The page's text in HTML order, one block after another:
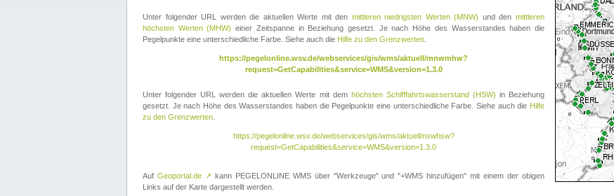
Unter folgender URL werden die aktuellen Werte mit den mittleren niedrigsten Werten (MNW) und denmittleren
höchsten Werten (MHW) einer Zeitspanne in Beziehung gesetzt. Je nach Höhe des Wasserstandes haben die
Pegelpunkte eine unterschiedliche Farbe. Siehe auch die Hilfe zu den Grenzwerten
https://pegelonline.wsv.de/webservices/gis/wms/aktuell/mnwmhw?
request=GetCapabilities&service=WMS&version=1.3.0
Unter folgender URL werden die aktuellen Werte mit dem höchsten Schifffahrtswasserstand (HSW) in Beziehung
gesetzt. Je nach Höhe des Wasserstandes haben die Pegelpunkte eine unterschiedliche Farbe. Siehe auch die Hilfe
zu den Grenzwerten
https://pegelonline.wsv.de/webservices/gis/wms/aktuell/nswhsw?
request=GetCapabilities&service=WMS&version=1.3.0
Auf Geoportal.de ↗ kann PEGELONLINE WMS über "Werkzeuge" und "+WMS hinzufügen" mit einem der obigen
Links auf der Karte dargestellt werden.